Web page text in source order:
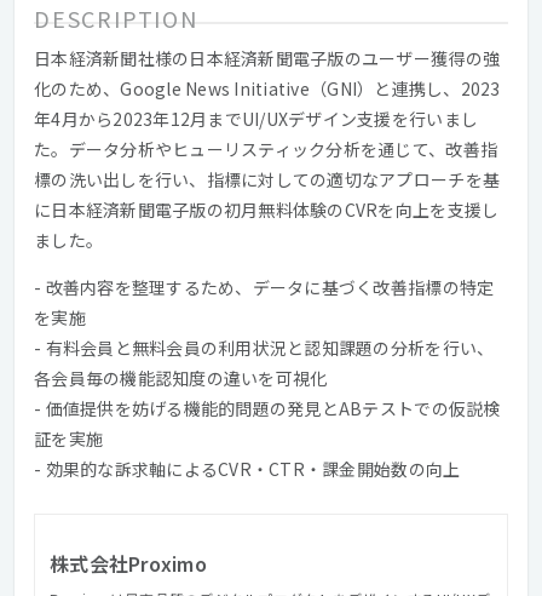
DESCRIPTION
日本経済新聞社様の日本経済新聞電子版のユーザー獲得の強
化のため、Google News Initiative（GNI）と連携し、2023
年4月から2023年12月までUI/UXデザイン支援を行いまし
た。データ分析やヒューリスティック分析を通じて、改善指
標の洗い出しを行い、指標に対しての適切なアプローチを基
に日本経済新聞電子版の初月無料体験のCVRを向上を支援し
ました。
- 改善内容を整理するため、データに基づく改善指標の特定
を実施
- 有料会員と無料会員の利用状況と認知課題の分析を行い、
各会員毎の機能認知度の違いを可視化
- 価値提供を妨げる機能的問題の発見とABテストでの仮説検
証を実施
- 効果的な訴求軸によるCVR・CTR・課金開始数の向上
株式会社Proximo